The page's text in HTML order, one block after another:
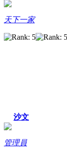
天下一家
沙文
管理員